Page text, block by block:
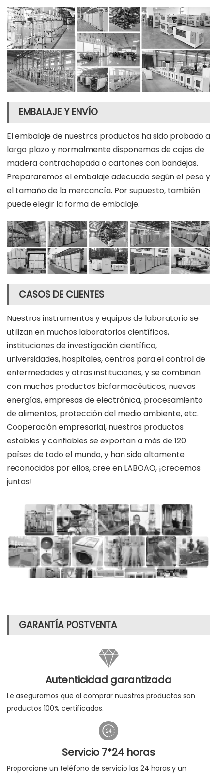
EMBALAJE Y ENVÍO
El embalaje de nuestros productos ha sido probado a
largo plazo y normalmente disponemos de cajas de
madera contrachapada o cartones con bandejas.
Prepararemos el embalaje adecuado según el peso y
el tamaño de la mercancía. Por supuesto, también
puede elegir la forma de embalaje.
CASOS DE CLIENTES
Nuestros instrumentos y equipos de laboratorio se
utilizan en muchos laboratorios científicos,
instituciones de investigación científica,
universidades, hospitales, centros para el control de
enfermedades y otras instituciones, y se combinan
con muchos productos biofarmacéuticos, nuevas
energías, empresas de electrónica, procesamiento
de alimentos, protección del medio ambiente, etc.
Cooperación empresarial, nuestros productos
estables y confiables se exportan a más de 120
países de todo el mundo, y han sido altamente
reconocidos por ellos, cree en LABOAO, ¡crecemos
juntos!
GARANTÍA POSTVENTA

Autenticidad garantizada
Le aseguramos que al comprar nuestros productos son
productos 100% certificados.

Servicio 7*24 horas
Proporcione un teléfono de servicio las 24 horas y un